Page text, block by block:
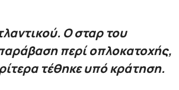
Ο σταρ του
περί οπλοκατοχής,
τέθηκε υπό κράτηση.